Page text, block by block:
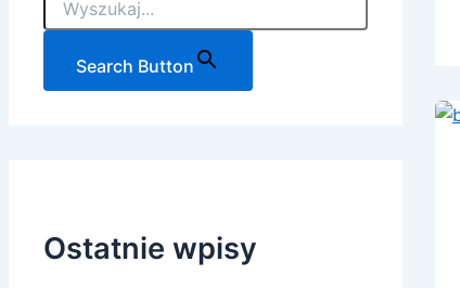
Search Button
Ostatnie wpisy